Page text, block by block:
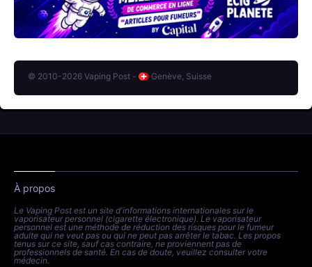
© 2010-2026 Vaping Post - Genève, Suisse
À propos
Le Vaping Post est un site d'informations internationales sur le
vaporisateur personnel (cigarette électronique). Le vaporisateur
personnel est une méthode de réduction des risques pour le fumeur
adulte qui ne veut pas ou qui ne peut pas arrêter le tabac. Les propos
tenus sur ce site, sauf cas contraire, ne proviennent pas de
professionnels de santé. En cas de doute, veuillez consulter votre
médecin.